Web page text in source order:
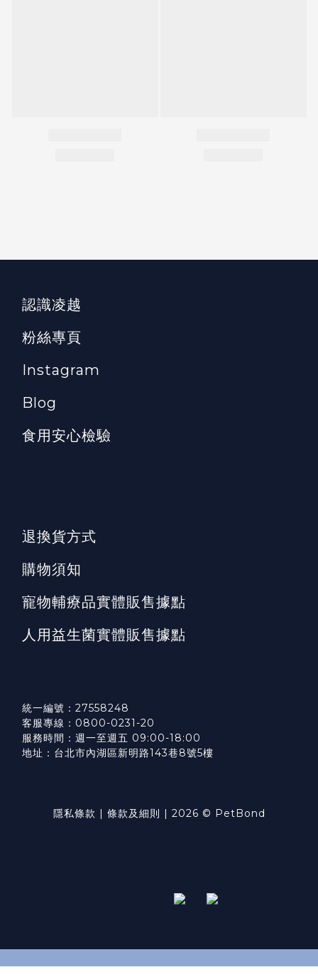
認識凌越
粉絲專頁
Instagram
Blog
食用安心檢驗
退換貨方式
購物須知
寵物輔療品實體販售據點
人用益生菌實體販售據點
統一編號：27558248
客服專線：0800-0231-20
服務時間：週一至週五 09:00-18:00
地址：台北市內湖區新明路143巷8號5樓
隱私條款 | 條款及細則 | 2026 © PetBond